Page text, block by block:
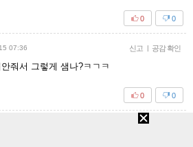
0
0
07:36 신고 공감 확인
줘서 그렇게 샘나?ㅋㄱㅋ
0
0
신고 |
이니 뭐니 하는 사람이 많아서 그럼